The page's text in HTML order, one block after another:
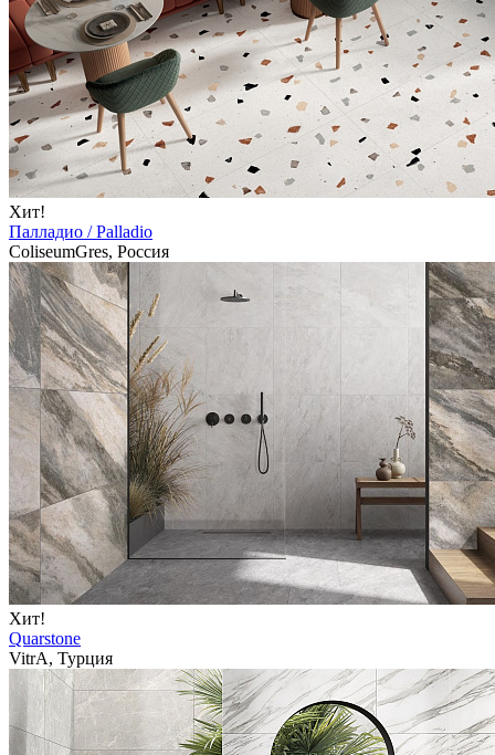
Хит!
Палладио / Palladio
ColiseumGres, Россия
Хит!
Quarstone
VitrA, Турция